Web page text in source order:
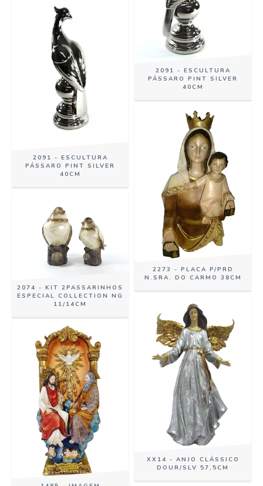
2091 - ESCULTURA
PÁSSARO PINT SILVER
40CM
2091 - ESCULTURA
PÁSSARO PINT SILVER
40CM
2074 - KIT 2PASSARINHOS
ESPECIAL COLLECTION NG
11/14CM
2273 - PLACA P/PRD
N.SRA. DO CARMO 38CM
XX14 - ANJO CLÁSSICO
DOUR/SLV 57,5CM